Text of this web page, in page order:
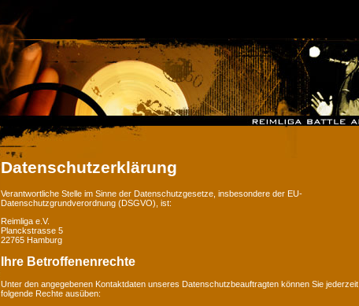
Datenschutzerklärung
Verantwortliche Stelle im Sinne der Datenschutzgesetze, insbesondere der EU-
Datenschutzgrundverordnung (DSGVO), ist:
Reimliga e.V.
Planckstrasse 5
22765 Hamburg
Ihre Betroffenenrechte
Unter den angegebenen Kontaktdaten unseres Datenschutzbeauftragten können Sie jederzeit
folgende Rechte ausüben: